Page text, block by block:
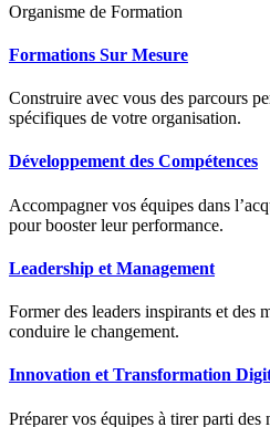
Organisme de Formation
Formations Sur Mesure
Construire avec vous des parcours
spécifiques de votre organisation.
Développement des Compétences
Accompagner vos équipes dans
pour booster leur performance.
Leadership et Management
Former des leaders inspirants et des
conduire le changement.
Innovation et Transformation
Préparer vos équipes à tirer parti